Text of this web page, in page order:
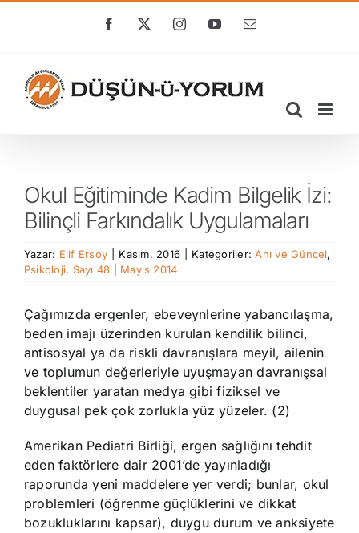
Facebook
X InstagramYouTube
E-
Okul Eğitiminde Kadim Bilgelik İzi:
Bilinçli Farkındalık Uygulamaları
Yazar: Elif Ersoy Kasım, 2016 Kategoriler:Anı ve Güncel,
Psikoloji, Sayı 48 | Mayıs 2014
Çağımızda ergenler, ebeveynlerine yabancılaşma,
beden imajı üzerinden kurulan kendilik bilinci,
antisosyal ya da riskli davranışlara meyil, ailenin
ve toplumun değerleriyle uyuşmayan davranışsal
beklentiler yaratan medya gibi fiziksel ve
duygusal pek çok zorlukla yüz yüzeler. (2)
Amerikan Pediatri Birliği, ergen sağlığını tehdit
eden faktörlere dair 2001’de yayınladığı
raporunda yeni maddelere yer verdi; bunlar, okul
problemleri (öğrenme güçlüklerini ve dikkat
bozukluklarını kapsar), duygu durum ve anksiyete